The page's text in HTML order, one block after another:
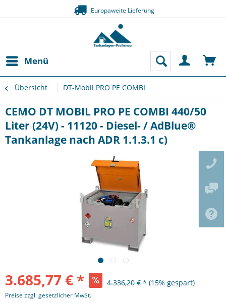
Europaweite Lieferung
Menü
Übersicht DT-Mobil PRO PE COMBI
CEMO DT MOBIL PRO PE COMBI 440/50
Liter (24V) - 11120 - Diesel- / AdBlue®
Tankanlage nach ADR 1.1.3.1 c)
3.685,77 € * 4.336,20 € * (15% gespart)
Preise zzgl. gesetzlicher MwSt.